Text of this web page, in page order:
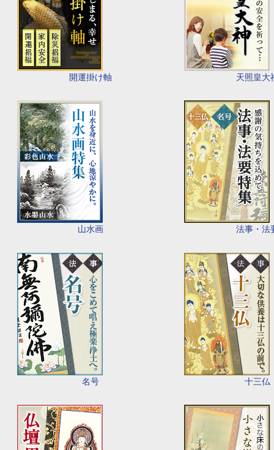
開運掛け軸 天照皇大
山水画 法事・法
名号 十三仏